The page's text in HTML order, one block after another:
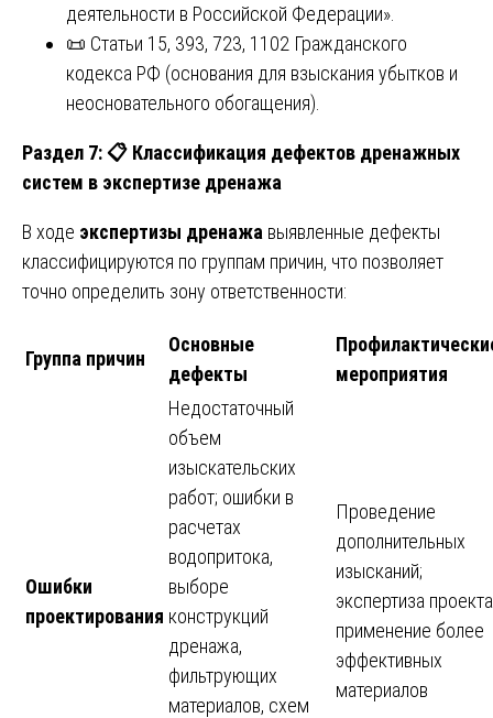
деятельности в Российской Федерации».
📜 Статьи 15, 393, 723, 1102 Гражданского
кодекса РФ (основания для взыскания убытков и
неосновательного обогащения).
Раздел 7:📋 Классификация дефектов дренажных
систем в экспертизе дренажа
В ходе экспертизы дренажа выявленные дефекты
классифицируются по группам причин, что позволяет
точно определить зону ответственности:
Группа причин
Основные
дефекты
мероприятия
Ошибки
проектирования
Недостаточный
объем
изыскательских
работ; ошибки в
расчетах
водопритока,
выборе
конструкций
дренажа,
фильтрующих
материалов, схем
Проведение
дополнительных
изысканий;
экспертиза
применение более
эффективных
материалов